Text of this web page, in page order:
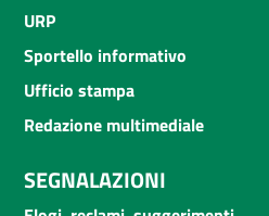
URP
Sportello informativo
Ufficio stampa
Redazione multimediale
SEGNALAZIONI